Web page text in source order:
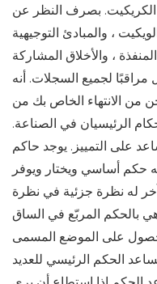
الكريكيت. بصرف النظر عن
، والمبادئ التوجيهية
المنفذة ، والأخلاق المشاركة
لجميع السجلات. أنه
من الانتهاء الخاص بك من
الرئيسيان في الصناعة.
على التمييز. يوجد حاكم
حكم أساسي ويختار ويوفر
له نظرة جزئية في نظرة
بالحكم المربّع في الساق
على الموضع المسمى
الحكم الرئيسي للعديد